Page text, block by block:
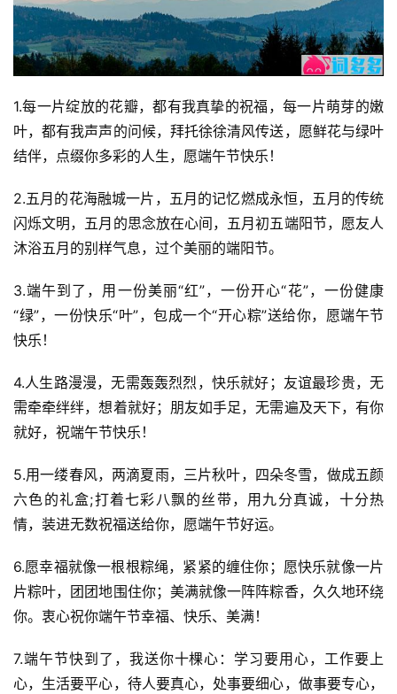
1.每一片绽放的花瓣，都有我真挚的祝福，每一片萌芽的嫩
叶，都有我声声的问候，拜托徐徐清风传送，愿鲜花与绿叶
结伴，点缀你多彩的人生，愿端午节快乐！
2.五月的花海融城一片，五月的记忆燃成永恒，五月的传统
闪烁文明，五月的思念放在心间，五月初五端阳节，愿友人
沐浴五月的别样气息，过个美丽的端阳节。
3.端午到了，用一份美丽“红”，一份开心“花”，一份健康
“绿”，一份快乐“叶”，包成一个“开心粽”送给你，愿端午节
快乐！
4.人生路漫漫，无需轰轰烈烈，快乐就好；友谊最珍贵，无
需牵牵绊绊，想着就好；朋友如手足，无需遍及天下，有你
就好，祝端午节快乐！
5.用一缕春风，两滴夏雨，三片秋叶，四朵冬雪，做成五颜
六色的礼盒;打着七彩八飘的丝带，用九分真诚，十分热
情，装进无数祝福送给你，愿端午节好运。
6.愿幸福就像一根根粽绳，紧紧的缠住你；愿快乐就像一片
片粽叶，团团地围住你；美满就像一阵阵粽香，久久地环绕
你。衷心祝你端午节幸福、快乐、美满！
7.端午节快到了，我送你十棵心：学习要用心，工作要上
心，生活要平心，待人要真心，处事要细心，做事要专心，